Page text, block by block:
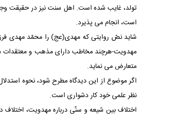
تولد، غایب شده است. اهل سنت نیز در حقیقت
است، انجام می‏ پذیرد.
شاید نصّ روایتی که مهدی(عج) را محمّد مهدی
مهدویت-هرچند مخاطب دارای مذهب و معتقدات
متعارض می ‏نماید.
اگر موضوع از این دیدگاه مطرح شود، نحوه
نظر علمی خود کار دشواری است.
اختلاف بین شیعه و سنّی درباره مهدویت،